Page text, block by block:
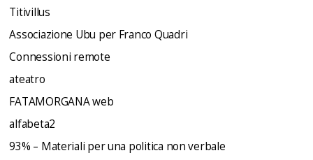
Titivillus
Associazione Ubu per Franco Quadri
Connessioni remote
ateatro
FATAMORGANA web
alfabeta2
93% – Materiali per una politica non verbale